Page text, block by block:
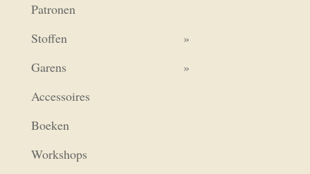
Patronen
Stoffen
Garens
Accessoires
Boeken
Workshops